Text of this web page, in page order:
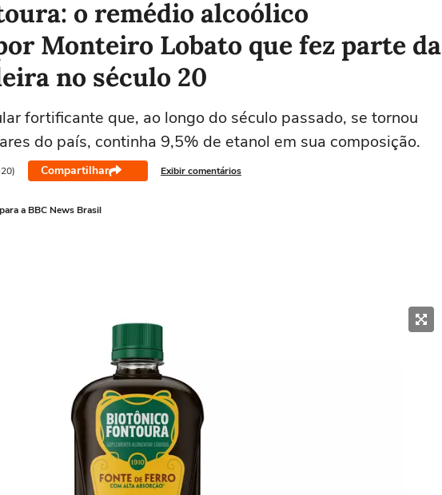
o remédio alcoólico
Monteiro Lobato que fez parte da
no século 20
fortificante que, ao longo do século passado, se tornou
do país, continha 9,5% de etanol em sua composição.
Compartilhar Exibir comentários
a BBC News Brasil